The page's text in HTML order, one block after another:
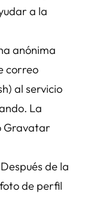
a la
anónima
correo
al servicio
La
Gravatar
de la
de perfil